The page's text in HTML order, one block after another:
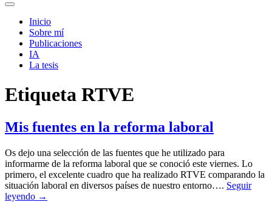
Alternar
campo
búsqueda
Inicio
Sobre mí­
Publicaciones
IA
La tesis
Etiqueta RTVE
Mis fuentes en la reforma laboral
Os dejo una selección de las fuentes que he utilizado para
informarme de la reforma laboral que se conoció este viernes. Lo
primero, el excelente cuadro que ha realizado RTVE comparando la
situación laboral en diversos países de nuestro entorno…. Seguir
leyendo →